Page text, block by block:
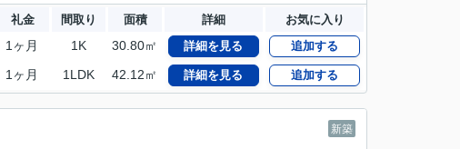
礼金 間取り 面積 詳細 お気に入り
1ヶ月 1K 30.80㎡ 詳細を見る 追加する
1ヶ月 1LDK 42.12㎡ 詳細を見る 追加する
新築